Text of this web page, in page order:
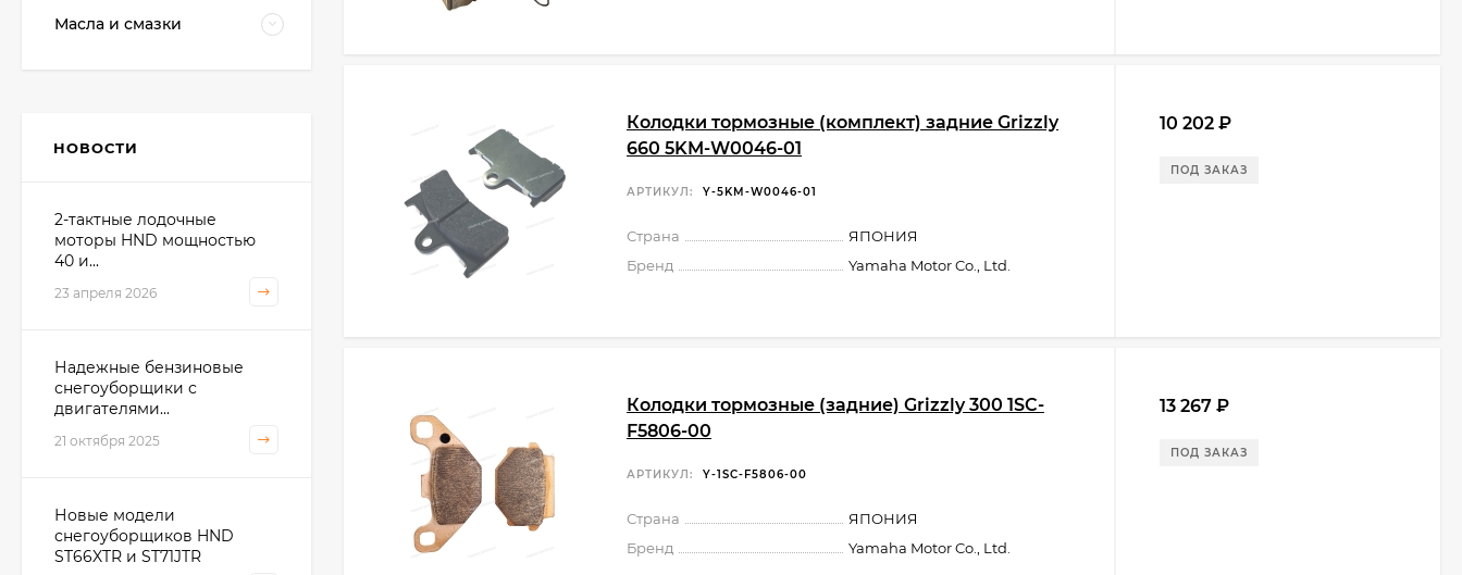
Колодки тормозные (комплект) задние Grizzly
660 5KM-W0046-01
АРТИКУЛ: Y-5KM-W0046-01
Страна
ЯПОНИЯ
Бренд
Yamaha Motor Co., Ltd.
10 202 ₽
ПОД ЗАКАЗ
Колодки тормозные (задние) Grizzly 300 1SC-
F5806-00
АРТИКУЛ: Y-1SC-F5806-00
Страна
ЯПОНИЯ
Бренд
Yamaha Motor Co., Ltd.
13 267 ₽
ПОД ЗАКАЗ
Масла и смазки
НОВОСТИ
2-тактные лодочные
моторы HND мощностью
40 и...
23 апреля 2026
Надежные бензиновые
снегоуборщики с
двигателями...
21 октября 2025
Новые модели
снегоуборщиков HND
ST66XTR и ST71JTR